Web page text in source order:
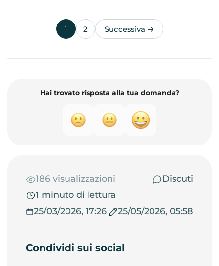
1 2 Successiva →
Hai trovato risposta alla tua domanda?
186 visualizzazioni
Discuti
1 minuto di lettura
25/03/2026, 17:26
25/05/2026, 05:58
Condividi sui social